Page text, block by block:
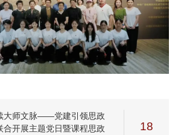
大师文脉——党建引领思政
合开展主题党日暨课程思政
18